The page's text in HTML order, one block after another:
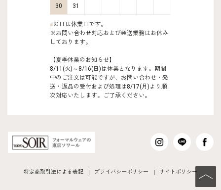
30 31
■の日は休業日です。
※お問い合わせ対応および発送業務はお休み
しております。
【夏季休業のお知らせ】
8/11(火)～8/16(日)は休業となります。期間
中のご注文は可能ですが、お問い合わせ・発
送・返品の受付および処理は8/17(月)より順
次対応いたします。ご了承ください。
特定商取引法による表記 プライバシーポリシー サイトポリシー